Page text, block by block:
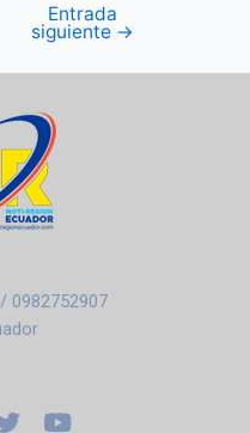
Entrada
siguiente →
0982752907
T
Y